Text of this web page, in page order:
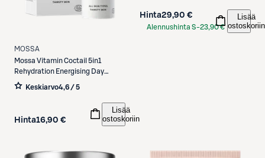
MOSSA
Mossa Vitamin Coctail 5in1
Rehydration Energising Day
Cream päivävoide 50ml
Keskiarvo4,6 / 5
Hinta16,90 €
Lisää
ostoskoriin
Hinta29,90 €
Alennushinta S-23,90 €
Lisää
ostoskoriin